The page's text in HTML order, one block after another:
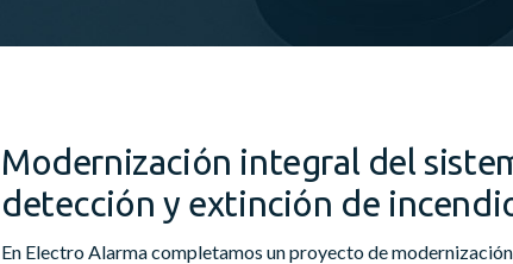
Modernización integral del
detección y extinción de
En Electro Alarma completamos un proyecto de